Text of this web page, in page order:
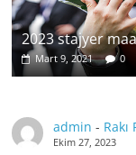
2023 stajyer
Mart 9, 2021 0
admin -
Ekim 27, 2023